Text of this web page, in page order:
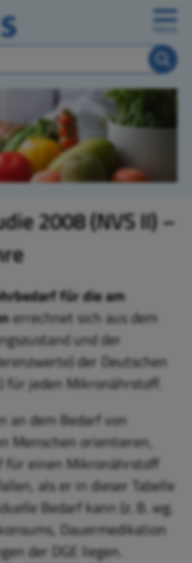
2008 (NVS II) –
für die am
errechnet sich aus dem
und der
der Deutschen
für jeden Mikronährstoff.
an dem Bedarf von
Menschen orientieren,
für einen Mikronährstoff
als er in dieser Tabelle
Bedarf kann (z. B. wg.
Dauermedikation
der DGE liegen.